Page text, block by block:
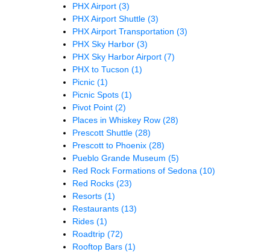
PHX Airport (3)
PHX Airport Shuttle (3)
PHX Airport Transportation (3)
PHX Sky Harbor (3)
PHX Sky Harbor Airport (7)
PHX to Tucson (1)
Picnic (1)
Picnic Spots (1)
Pivot Point (2)
Places in Whiskey Row (28)
Prescott Shuttle (28)
Prescott to Phoenix (28)
Pueblo Grande Museum (5)
Red Rock Formations of Sedona (10)
Red Rocks (23)
Resorts (1)
Restaurants (13)
Rides (1)
Roadtrip (72)
Rooftop Bars (1)